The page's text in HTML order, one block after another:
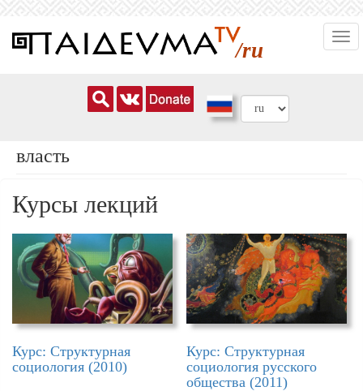
основному
/ru
власть
Курсы лекций
Курс: Структурная
социология (2010)
Курс: Структурная
социология русского
общества (2011)